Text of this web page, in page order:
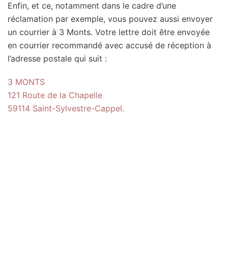
Enfin, et ce, notamment dans le cadre d’une
réclamation par exemple, vous pouvez aussi envoyer
un courrier à 3 Monts. Votre lettre doit être envoyée
en courrier recommandé avec accusé de réception à
l’adresse postale qui suit :
3 MONTS
121 Route de la Chapelle
59114 Saint-Sylvestre-Cappel.